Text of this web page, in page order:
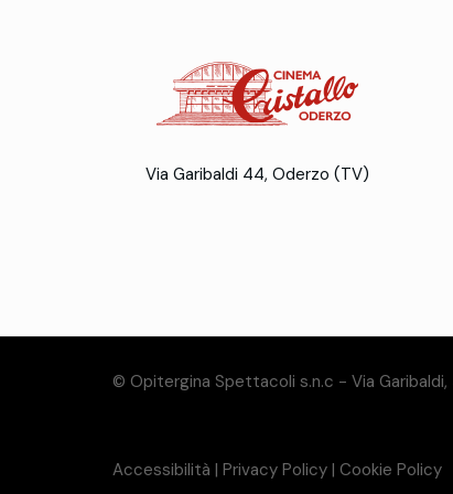
Via Garibaldi 44, Oderzo (TV)
© Opitergina Spettacoli s.n.c - Via Garibaldi,
Accessibilità | Privacy Policy | Cookie Policy